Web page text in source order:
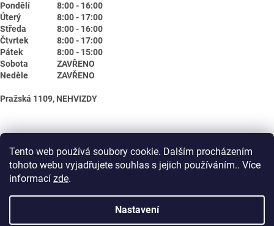
Tento web používá soubory cookie. Dalším procházením
tohoto webu vyjadřujete souhlas s jejich používáním.. Více
informací zde.
Nastavení
Pondělí
8:00 - 16:00
Úterý
8:00 - 17:00
Středa
8:00 - 16:00
Čtvrtek
8:00 - 17:00
Pátek
8:00 - 15:00
Sobota
ZAVŘENO
Neděle
ZAVŘENO
Pražská 1109, NEHVIZDY
Vytvořil Shoptet